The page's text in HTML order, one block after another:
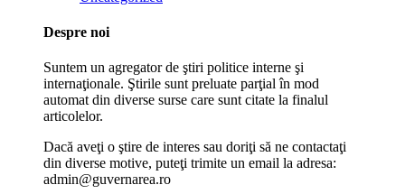
Despre noi
Suntem un agregator de ştiri politice interne şi
internaţionale. Ştirile sunt preluate parţial în mod
automat din diverse surse care sunt citate la finalul
articolelor.
Dacă aveţi o ştire de interes sau doriţi să ne contactaţi
din diverse motive, puteţi trimite un email la adresa:
admin@guvernarea.ro